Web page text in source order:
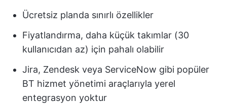
Ücretsiz planda sınırlı özellikler
Fiyatlandırma, daha küçük takımlar (30
kullanıcıdan az) için pahalı olabilir
Jira, Zendesk veya ServiceNow gibi popüler
BT hizmet yönetimi araçlarıyla yerel
entegrasyon yoktur